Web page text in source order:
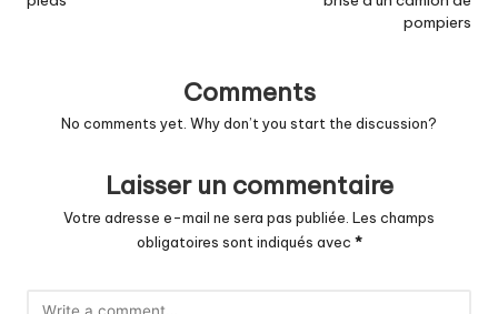
pompiers
Comments
No comments yet. Why don’t you start the discussion?
Laisser un commentaire
Votre adresse e-mail ne sera pas publiée. Les champs
obligatoires sont indiqués avec *